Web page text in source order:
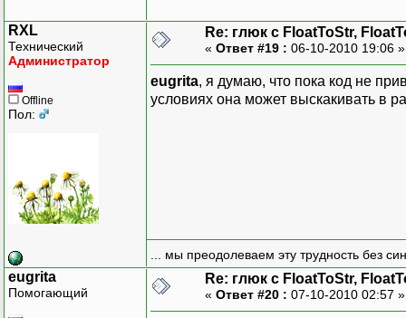
RXL
Технический
Администратор
Offline
Пол:
Re: глюк с FloatToStr,
« Ответ #19 : 06-10-2010 19:06
eugrita, я думаю, что пока код не
условиях она может выскакивать в
... мы преодолеваем эту трудность без
eugrita
Помогающий
Re: глюк с FloatToStr,
« Ответ #20 : 07-10-2010 02:57